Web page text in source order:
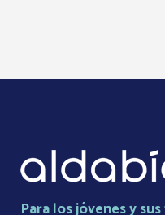
Para los jóvenes y